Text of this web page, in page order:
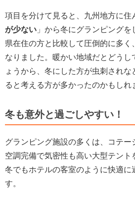
項目を分けて見ると、九州地方に住
が少ない 」から冬にグランピング
県在住の方と比較して圧倒的に多く、
なりました。暖かい地域だとどうし
ょうから、冬にした方が虫刺され
ると考える方が多かったのかもしれ
冬も意外と過ごしやすい！
グランピング施設の多くは、コテー
空調完備で気密性も高い大型テント
冬でもホテルの客室のように快適に
す。